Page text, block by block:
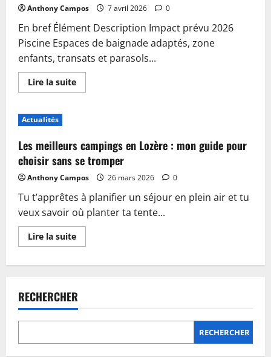
Anthony Campos 7 avril 2026 0
En bref Élément Description Impact prévu 2026
Piscine Espaces de baignade adaptés, zone
enfants, transats et parasols...
Lire la suiteEn
savoir
accueil
:
plongez
dans
les
nouveautés
du
camping
de
Sablé-
sur-
Sarthe
Actualités
Les meilleurs campings en Lozère : mon guide pour
choisir sans se tromper
Anthony Campos 26 mars 2026 0
Tu t’apprêtes à planifier un séjour en plein air et tu
veux savoir où planter ta tente...
Lire la suiteEn
savoir
en
Lozère
:
mon
choisir
sans
RECHERCHER
RECHERCHER